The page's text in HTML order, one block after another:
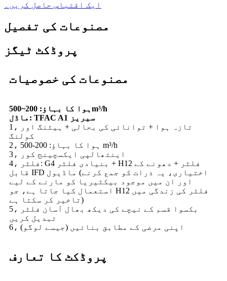
ایک اقتباس حاصل کریں۔
مصنوعات کی تفصیل
پروڈکٹ ٹیگز
مصنوعات کی خصوصیات
ہوا کا بہاؤ: 200~500m³/h
ماڈل: TFAC A1 سیریز
1، تازہ ہوا + توانائی کی بحالی + ہیٹنگ اور
کولنگ
2، ہوا کا بہاؤ: 200-500 m³/h
3، اینتھالپی ایکسچینج کور
4، فلٹر: G4 بنیادی فلٹر + H12 فلٹر + دھونے کے
قابل IFD ماڈیول (اختیاری، یہ ذرات کو جمع کرنے
اور ان میں موجود بیکٹیریا کو مارنے کے لیے
استعمال کیا جاتا ہے، جو H12 فلٹر کی زندگی میں
تاخیر کر سکتا ہے)
5، بکسوا قسم کے نیچے کی دیکھ بھال آسان فلٹر
تبدیل کریں
6، اپنی مرضی کے مطابق بنائیں (جیسے لوگو)
پروڈکٹ کا تعارف